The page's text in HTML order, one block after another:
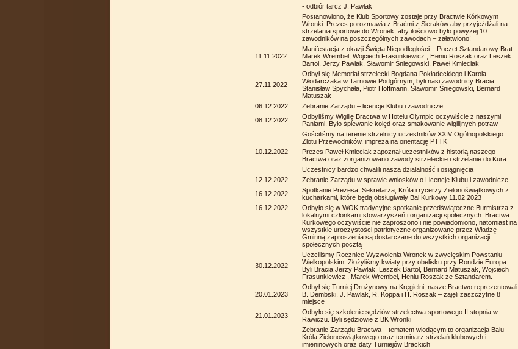
- odbiór tarcz J. Pawlak
Postanowiono, że Klub Sportowy zostaje przy Bractwie Kórkowym
Wronki. Prezes porozmawia z Braćmi z Sieraków aby przyjeżdżali na
strzelania sportowe do Wronek, aby ilościowo było powyżej 10
zawodników na poszczególnych zawodach – załatwiono!
11.11.2022
Manifestacja z okazji Święta Niepodległości – Poczet Sztandarowy Brat
Marek Wrembel, Wojciech Frasunkiewicz , Heniu Roszak oraz Leszek
Bartol, Jerzy Pawlak, Sławomir Śniegowski, Paweł Kmieciak
27.11.2022
Odbył się Memoriał strzelecki Bogdana Pokładeckiego i Karola
Włodarczaka w Tarnowie Podgórnym, byli nasi zawodnicy Bracia
Stanisław Spychała, Piotr Hoffmann, Sławomir Śniegowski, Bernard
Matuszak
06.12.2022
Zebranie Zarządu – licencje Klubu i zawodnicze
08.12.2022
Odbyliśmy Wigilię Bractwa w Hotelu Olympic oczywiście z naszymi
Paniami. Było śpiewanie kolęd oraz smakowanie wigilijnych potraw
10.12.2022
Gościliśmy na terenie strzelnicy uczestników XXIV Ogólnopolskiego
Zlotu Przewodników, impreza na orientację PTTK
Prezes Paweł Kmieciak zapoznał uczestników z historią naszego
Bractwa oraz zorganizowano zawody strzeleckie i strzelanie do Kura.
Uczestnicy bardzo chwalili nasza działalność i osiągnięcia
12.12.2022
Zebranie Zarządu w sprawie wniosków o Licencje Klubu i zawodnicze
16.12.2022
Spotkanie Prezesa, Sekretarza, Króla i rycerzy Zielonoświątkowych z
kucharkami, które będą obsługiwały Bal Kurkowy 11.02.2023
16.12.2022
Odbyło się w WOK tradycyjne spotkanie przedświąteczne Burmistrza z
lokalnymi członkami stowarzyszeń i organizacji społecznych. Bractwa
Kurkowego oczywiście nie zaproszono i nie powiadomiono, natomiast na
wszystkie uroczystości patriotyczne organizowane przez Władzę
Gminną zaproszenia są dostarczane do wszystkich organizacji
społecznych pocztą
30.12.2022
Uczciliśmy Rocznice Wyzwolenia Wronek w zwycięskim Powstaniu
Wielkopolskim. Złożyliśmy kwiaty przy obelisku przy Rondzie Europa.
Byli Bracia Jerzy Pawlak, Leszek Bartol, Bernard Matuszak, Wojciech
Frasunkiewicz , Marek Wrembel, Heniu Roszak ze Sztandarem.
20.01.2023
Odbył się Turniej Drużynowy na Kręgielni, nasze Bractwo reprezentowali
B. Dembski, J. Pawlak, R. Koppa i H. Roszak – zajęli zaszczytne 8
miejsce
21.01.2023
Odbyło się szkolenie sędziów strzelectwa sportowego II stopnia w
Rawiczu. Byli sędziowie z BK Wronki
Zebranie Zarządu Bractwa – tematem wiodącym to organizacja Balu
Króla Zielonoświątkowego oraz terminarz strzelań klubowych i
imieninowych oraz daty Turniejów Brackich